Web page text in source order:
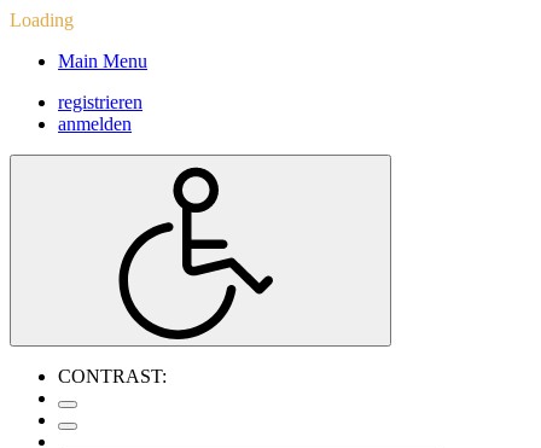
Loading
Main Menu
registrieren
anmelden
CONTRAST: